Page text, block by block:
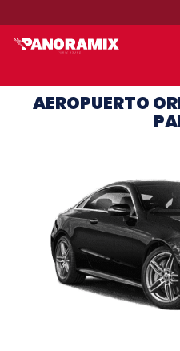
AEROPUERTO